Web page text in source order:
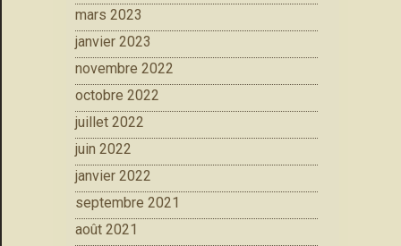
mars 2023
janvier 2023
novembre 2022
octobre 2022
juillet 2022
juin 2022
janvier 2022
septembre 2021
août 2021